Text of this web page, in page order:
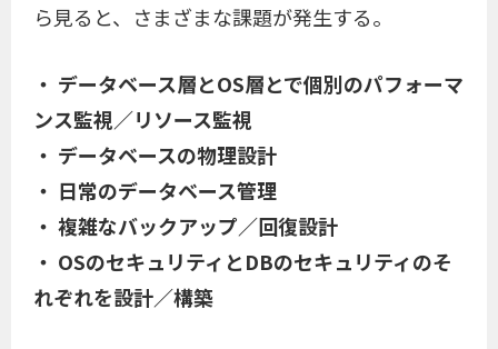
ら見ると、さまざまな課題が発生する。
・ データベース層とOS層とで個別のパフォーマ
ンス監視／リソース監視
・ データベースの物理設計
・ 日常のデータベース管理
・ 複雑なバックアップ／回復設計
・ OSのセキュリティとDBのセキュリティのそ
れぞれを設計／構築